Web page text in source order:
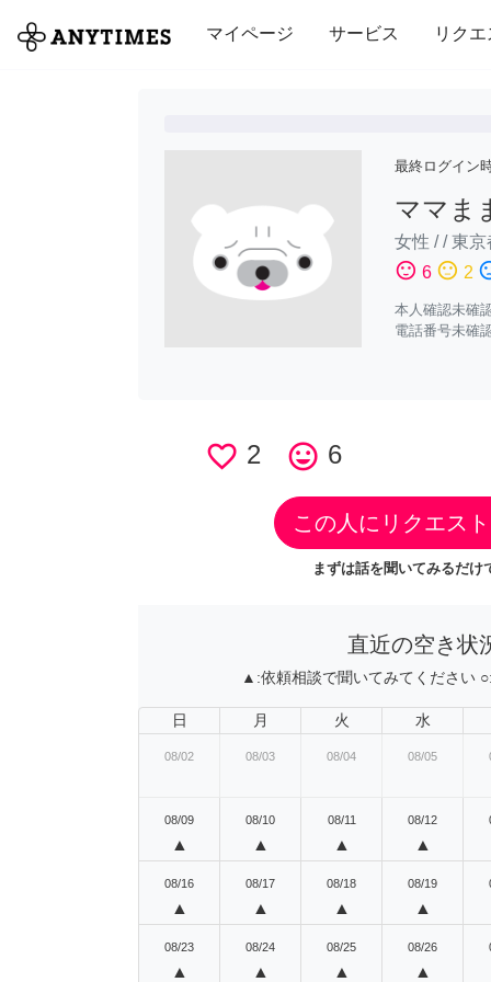
マイページ サービス リクエ
全て 修理・組立 家事 引っ越し
最終ログイン
ママま
女性 //東京
sentiment_satisfied 6 sentiment_neutral 2
本人確認未確
電話番号未確
favorite_border 2 tag_faces 6
この人にリクエス
まずは話を聞いてみるだけ
直近の空き状
▲:依頼相談で聞いてみてください ○:
日 月 火 水
08/02 08/03 08/04 08/05
08/09
▲
08/10
▲
08/11
▲
08/12
▲
08/16
▲
08/17
▲
08/18
▲
08/19
▲
08/23
▲
08/24
▲
08/25
▲
08/26
▲